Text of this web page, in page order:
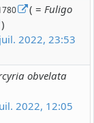
( =Fuligo
)
2022, 23:53
obvelata
2022, 12:05